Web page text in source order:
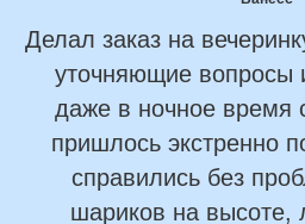
Делал заказ на
уточняющие вопросы
даже в ночное время
пришлось экстренно
справились без
шариков на высоте,